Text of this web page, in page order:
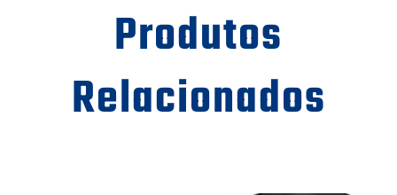
Produtos
Relacionados